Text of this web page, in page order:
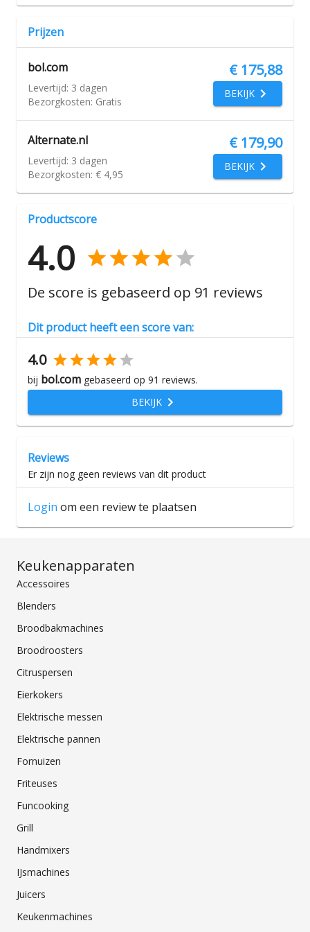
Prijzen
bol.com € 175,88
BEKIJK
Levertijd: 3 dagen
Bezorgkosten: Gratis
Alternate.nl € 179,90
BEKIJK
Levertijd: 3 dagen
Bezorgkosten: € 4,95
Productscore
4.0
De score is gebaseerd op 91 reviews
Dit product heeft een score van:
4.0
bij bol.com gebaseerd op 91 reviews.
BEKIJK
Reviews
Er zijn nog geen reviews van dit product
Login om een review te plaatsen
Keukenapparaten
Accessoires
Blenders
Broodbakmachines
Broodroosters
Citruspersen
Eierkokers
Elektrische messen
Elektrische pannen
Fornuizen
Friteuses
Funcooking
Grill
Handmixers
IJsmachines
Juicers
Keukenmachines